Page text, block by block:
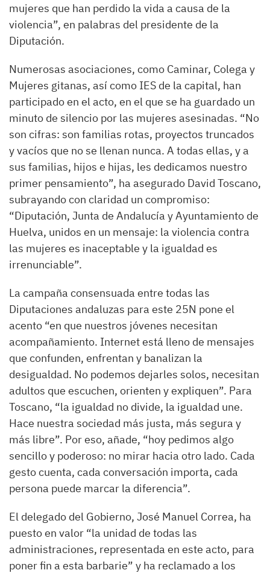
mujeres que han perdido la vida a causa de la
violencia”, en palabras del presidente de la
Diputación.
Numerosas asociaciones, como Caminar, Colega y
Mujeres gitanas, así como IES de la capital, han
participado en el acto, en el que se ha guardado un
minuto de silencio por las mujeres asesinadas. “No
son cifras: son familias rotas, proyectos truncados
y vacíos que no se llenan nunca. A todas ellas, y a
sus familias, hijos e hijas, les dedicamos nuestro
primer pensamiento”, ha asegurado David Toscano,
subrayando con claridad un compromiso:
“Diputación, Junta de Andalucía y Ayuntamiento de
Huelva, unidos en un mensaje: la violencia contra
las mujeres es inaceptable y la igualdad es
irrenunciable”.
La campaña consensuada entre todas las
Diputaciones andaluzas para este 25N pone el
acento “en que nuestros jóvenes necesitan
acompañamiento. Internet está lleno de mensajes
que confunden, enfrentan y banalizan la
desigualdad. No podemos dejarles solos, necesitan
adultos que escuchen, orienten y expliquen”. Para
Toscano, “la igualdad no divide, la igualdad une.
Hace nuestra sociedad más justa, más segura y
más libre”. Por eso, añade, “hoy pedimos algo
sencillo y poderoso: no mirar hacia otro lado. Cada
gesto cuenta, cada conversación importa, cada
persona puede marcar la diferencia”.
El delegado del Gobierno, José Manuel Correa, ha
puesto en valor “la unidad de todas las
administraciones, representada en este acto, para
poner fin a esta barbarie” y ha reclamado a los